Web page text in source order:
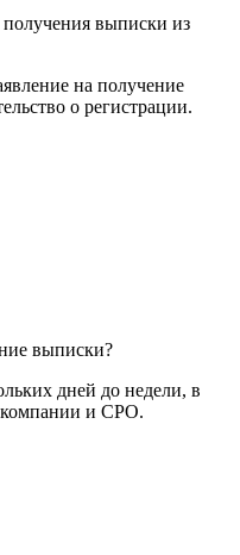
выписки из
на получение
о регистрации.
выписки?
дней до недели, в
компании и СРО.